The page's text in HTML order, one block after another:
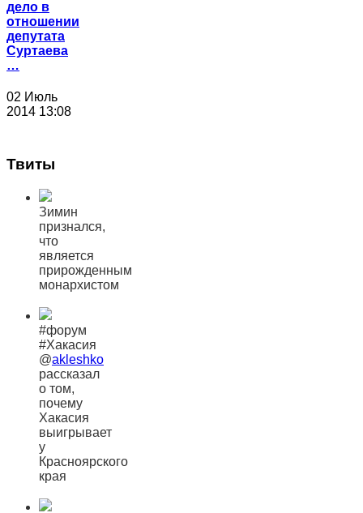
дело в
отношении
депутата
Суртаева
…
02 Июль
2014 13:08
Твиты
Зимин
признался,
что
является
прирожденным
монархистом
#форум
#Хакасия
@akleshko
рассказал
о том,
почему
Хакасия
выигрывает
у
Красноярского
края